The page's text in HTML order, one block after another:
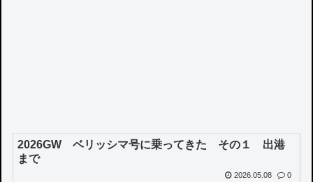
2026GW ベリッシマ号に乗ってきた その１ 出港
まで
2026.05.08
0